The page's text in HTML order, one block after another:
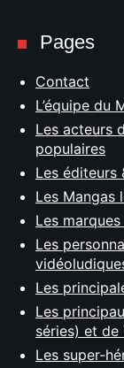
Pages
Contact
L’équipe du
Les acteurs
populaires
Les éditeurs
Les Mangas
Les
Les
Les
Les
séries) et de
Les super-